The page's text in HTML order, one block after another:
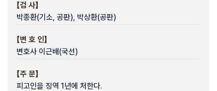
【검 사】
박종환(기소, 공판), 박상환(공판)
【변 호 인】
변호사 이근배(국선)
【주 문】
피고인을 징역 1년에 처한다.